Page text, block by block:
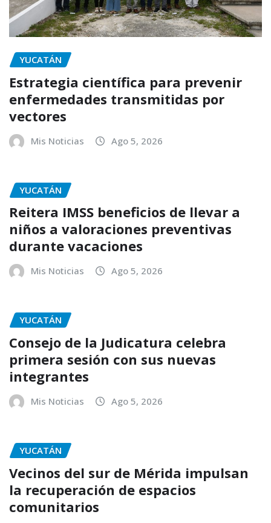
YUCATÁN
Estrategia científica para prevenir
enfermedades transmitidas por
vectores
Mis Noticias Ago 5, 2026
YUCATÁN
Reitera IMSS beneficios de llevar a
niños a valoraciones preventivas
durante vacaciones
Mis Noticias Ago 5, 2026
YUCATÁN
Consejo de la Judicatura celebra
primera sesión con sus nuevas
integrantes
Mis Noticias Ago 5, 2026
YUCATÁN
Vecinos del sur de Mérida impulsan
la recuperación de espacios
comunitarios